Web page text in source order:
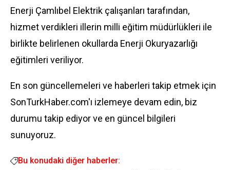
Enerji Çamlıbel Elektrik çalışanları tarafından,
hizmet verdikleri illerin milli eğitim müdürlükleri ile
birlikte belirlenen okullarda Enerji Okuryazarlığı
eğitimleri veriliyor.
En son güncellemeleri ve haberleri takip etmek için
SonTurkHaber.com'ı izlemeye devam edin, biz
durumu takip ediyor ve en güncel bilgileri
sunuyoruz.
Bu konudaki diğer haberler: